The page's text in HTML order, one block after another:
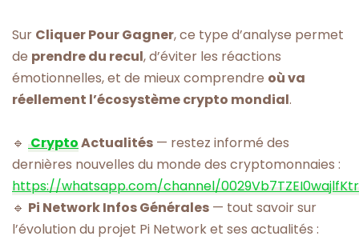
Sur Cliquer Pour Gagner, ce type d’analyse permet
de prendre du recul, d’éviter les réactions
émotionnelles, et de mieux comprendre où va
réellement l’écosystème crypto mondial.
🔹 CryptoActualités — restez informé des
dernières nouvelles du monde des cryptomonnaies :
https://whatsapp.com/channel/
🔹 Pi Network Infos Générales — tout savoir sur
l’évolution du projet Pi Network et ses actualités :